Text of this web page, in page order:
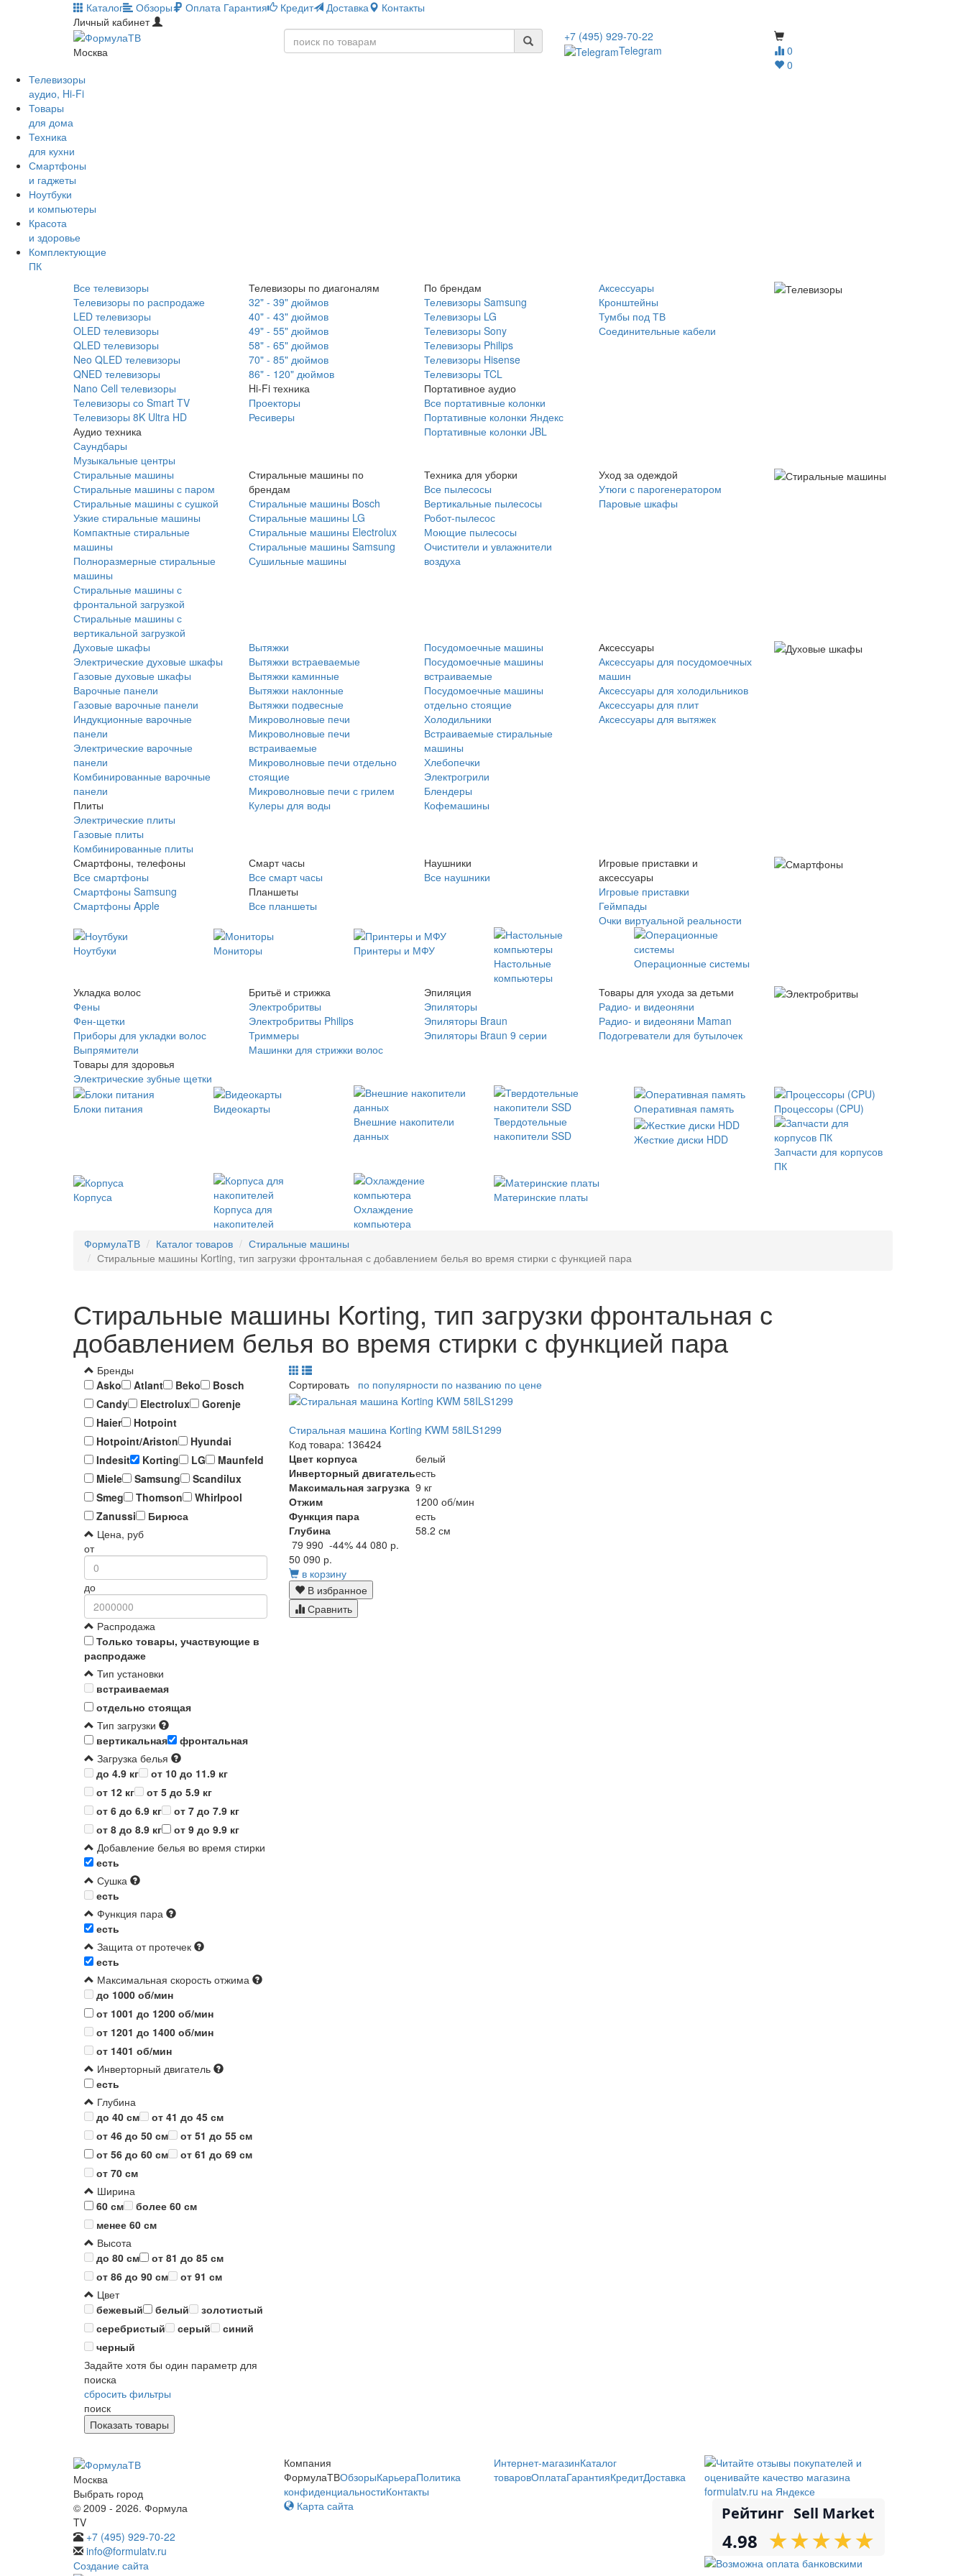
Каталог Обзоры Оплата Гарантия Кредит Доставка
Контакты
Личный кабинет
Москва
0
0
+7 (495) 929-70-22
Telegram
Телевизоры
аудио, Hi-Fi
Товары
для дома
Техника
для кухни
Смартфоны
и гаджеты
Ноутбуки
и компьютеры
Красота
и здоровье
Комплектующие
ПК
Все телевизоры
Телевизоры по распродаже
LED телевизоры
OLED телевизоры
QLED телевизоры
Neo QLED телевизоры
QNED телевизоры
Nano Cell телевизоры
Телевизоры со Smart TV
Телевизоры 8K Ultra HD
Аудио техника
Саундбары
Музыкальные центры
Телевизоры по диагоналям
32" - 39" дюймов
40" - 43" дюймов
49" - 55" дюймов
58" - 65" дюймов
70" - 85" дюймов
86" - 120" дюймов
Hi-Fi техника
Проекторы
Ресиверы
По брендам
Телевизоры Samsung
Телевизоры LG
Телевизоры Sony
Телевизоры Philips
Телевизоры Hisense
Телевизоры TCL
Портативное аудио
Все портативные колонки
Портативные колонки Яндекс
Портативные колонки JBL
Аксессуары
Кронштейны
Тумбы под ТВ
Соединительные кабели
Стиральные машины
Стиральные машины с паром
Стиральные машины с сушкой
Узкие стиральные машины
Компактные стиральные
машины
Полноразмерные стиральные
машины
Стиральные машины с
фронтальной загрузкой
Стиральные машины с
вертикальной загрузкой
Стиральные машины по
брендам
Стиральные машины Bosch
Стиральные машины LG
Стиральные машины Electrolux
Стиральные машины Samsung
Сушильные машины
Техника для уборки
Все пылесосы
Вертикальные пылесосы
Робот-пылесос
Моющие пылесосы
Очистители и увлажнители
воздуха
Уход за одеждой
Утюги с парогенератором
Паровые шкафы
Духовые шкафы
Электрические духовые шкафы
Газовые духовые шкафы
Варочные панели
Газовые варочные панели
Индукционные варочные
панели
Электрические варочные
панели
Комбинированные варочные
панели
Плиты
Электрические плиты
Газовые плиты
Комбинированные плиты
Вытяжки
Вытяжки встраеваемые
Вытяжки каминные
Вытяжки наклонные
Вытяжки подвесные
Микроволновые печи
Микроволновые печи
встраиваемые
Микроволновые печи отдельно
стоящие
Микроволновые печи с грилем
Кулеры для воды
Посудомоечные машины
Посудомоечные машины
встраиваемые
Посудомоечные машины
отдельно стоящие
Холодильники
Встраиваемые стиральные
машины
Хлебопечки
Электрогрили
Блендеры
Кофемашины
Аксессуары
Аксессуары для посудомоечных
машин
Аксессуары для холодильников
Аксессуары для плит
Аксессуары для вытяжек
Смартфоны, телефоны
Все смартфоны
Смартфоны Samsung
Смартфоны Apple
Смарт часы
Все смарт часы
Планшеты
Все планшеты
Наушники
Все наушники
Игровые приставки и
аксессуары
Игровые приставки
Геймпады
Очки виртуальной реальности
Ноутбуки Мониторы
Принтеры и МФУ
Настольные
компьютеры
Операционные системы
Укладка волос
Фены
Фен-щетки
Приборы для укладки волос
Выпрямители
Товары для здоровья
Электрические зубные щетки
Бритьё и стрижка
Электробритвы
Электробритвы Philips
Триммеры
Машинки для стрижки волос
Эпиляция
Эпиляторы
Эпиляторы Braun
Эпиляторы Braun 9 серии
Товары для ухода за детьми
Радио- и видеоняни
Радио- и видеоняни Maman
Подогреватели для бутылочек
Блоки питания
Видеокарты
Внешние накопители
данных
Твердотельные
накопители SSD
Оперативная память Процессоры (CPU)
Жесткие диски HDD
Запчасти для корпусов
ПК
Корпуса
Корпуса для
накопителей
Охлаждение
компьютера
Материнские платы
ФормулаТВ Каталог товаров
Стиральные машины
Стиральные машины Korting, тип загрузки фронтальная с добавлением белья во время стирки с функцией пара
Стиральные машины Korting, тип загрузки фронтальная с
добавлением белья во время стирки с функцией пара
Бренды
Asko
Atlant Beko
Bosch
Candy
Electrolux
Gorenje
Haier
Hotpoint
Hotpoint/Ariston
Hyundai
Indesit
Korting LG
Maunfeld
Miele
Samsung
Scandilux
Smeg
Thomson
Whirlpool
Zanussi
Бирюса
Цена, руб
от
до
Распродажа
Только товары, участвующие в
распродаже
Тип установки
встраиваемая
отдельно стоящая
Тип загрузки
вертикальная
фронтальная
Загрузка белья
до 4.9 кг
от 10 до 11.9 кг
от 12 кг
от 5 до 5.9 кг
от 6 до 6.9 кг
от 7 до 7.9 кг
от 8 до 8.9 кг
от 9 до 9.9 кг
Добавление белья во время стирки
есть
Сушка
есть
Функция пара
есть
Защита от протечек
есть
Максимальная скорость отжима
до 1000 об/мин
от 1001 до 1200 об/мин
от 1201 до 1400 об/мин
от 1401 об/мин
Инверторный двигатель
есть
Глубина
до 40 см
от 41 до 45 см
от 46 до 50 см
от 51 до 55 см
от 56 до 60 см
от 61 до 69 см
от 70 см
Ширина
60 см
более 60 см
менее 60 см
Высота
до 80 см
от 81 до 85 см
от 86 до 90 см
от 91 см
Цвет
бежевый
белый
золотистый
серебристый
серый
синий
черный
Задайте хотя бы один параметр для
поиска
сбросить фильтры
поиск
Сортировать по популярности по названию по цене
Стиральная машина Korting KWM 58ILS1299
Код товара: 136424
Цвет корпуса
белый
Инверторный двигательесть
Максимальная загрузка 9 кг
Отжим
1200 об/мин
Функция пара
есть
Глубина
58.2 см
79 990 -44% 44 080 р.
50 090 р.
в корзину
В избранное
Сравнить
Москва
Выбрать город
© 2009 - 2026. Формула
TV
+7 (495) 929-70-22
info@formulatv.ru
Создание сайта
Компания
ФормулаТВОбзорыКарьераПолитика
конфиденциальностиКонтакты
Интернет-магазинКаталог
товаровОплатаГарантияКредитДоставка
Карта сайта
Рейтинг Sell Market
4.98 ★
★★
★★
★★
★★
★